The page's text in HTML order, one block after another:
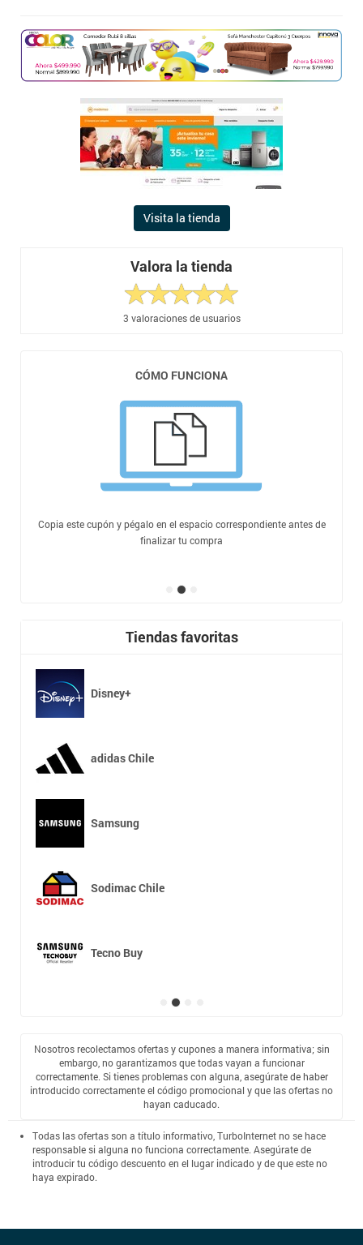
Visita la tienda
Valora la tienda
3 valoraciones de usuarios
CÓMO FUNCIONA
Copia este cupón y pégalo en el espacio correspondiente antes de
finalizar tu compra
Tiendas favoritas
Disney+
adidas Chile
Samsung
Sodimac Chile
Tecno Buy
Nosotros recolectamos ofertas y cupones a manera informativa; sin
embargo, no garantizamos que todas vayan a funcionar
correctamente. Si tienes problemas con alguna, asegúrate de haber
introducido correctamente el código promocional y que las ofertas no
hayan caducado.
Todas las ofertas son a título informativo, TurboInternet no se hace
responsable si alguna no funciona correctamente. Asegúrate de
introducir tu código descuento en el lugar indicado y de que este no
haya expirado.